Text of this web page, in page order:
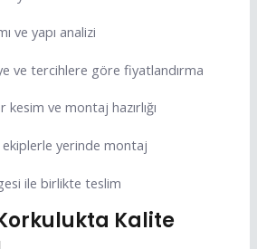
ve yapı analizi
ve tercihlere göre fiyatlandırma
ve montaj hazırlığı
yerinde montaj
ile birlikte teslim
Kalite